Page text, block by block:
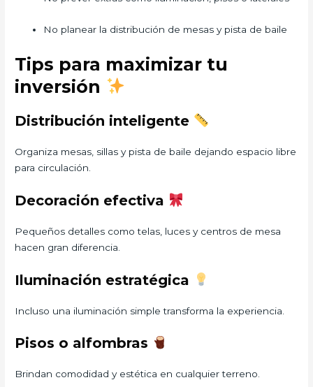
No planear la distribución de mesas y pista de baile
Tips para maximizar tu
inversión
Distribución inteligente
Organiza mesas, sillas y pista de baile dejando espacio libre
para circulación.
Decoración efectiva
Pequeños detalles como telas, luces y centros de mesa
hacen gran diferencia.
Iluminación estratégica
Incluso una iluminación simple transforma la experiencia.
Pisos o alfombras
Brindan comodidad y estética en cualquier terreno.